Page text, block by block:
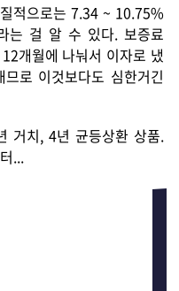
적으로는 7.34 ~ 10.75%
는 걸 알 수 있다. 보증료
개월에 나눠서 이자로 냈
로 이것보다도 심한거긴
거치, 4년 균등상환 상품.
...